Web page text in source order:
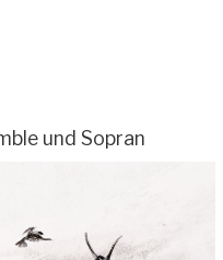
und Sopran